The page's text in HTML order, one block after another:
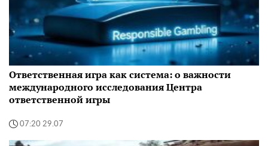
Ответственная игра как система: о важности
международного исследования Центра
ответственной игры
07:20 29.07